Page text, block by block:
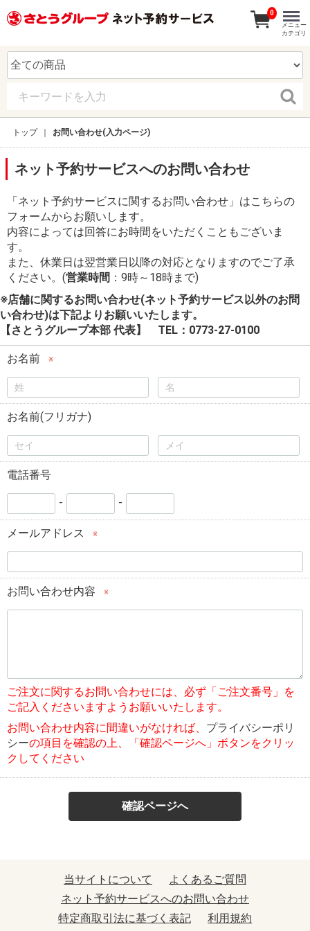
0
メニュー
カテゴリ
トップ お問い合わせ(入力ページ)
ネット予約サービスへのお問い合わせ
「ネット予約サービスに関するお問い合わせ」はこちらの
フォームからお願いします。
内容によっては回答にお時間をいただくこともございま
す。
また、休業日は翌営業日以降の対応となりますのでご了承
ください。(営業時間 ：9時～18時まで)
※店舗に関するお問い合わせ(ネット予約サービス以外のお問
い合わせ)は下記よりお願いいたします。
【さとうグループ本部 代表】 TEL：0773-27-0100
お名前 ※
お名前(フリガナ)
電話番号
- -
メールアドレス ※
お問い合わせ内容 ※
ご注文に関するお問い合わせには、必ず「ご注文番号」を
ご記入くださいますようお願いいたします。
お問い合わせ内容に間違いがなければ、 プライバシーポリ
シーの項目を確認の上、「確認ページへ」ボタンをクリッ
クしてください
確認ページへ
当サイトについて
よくあるご質問
ネット予約サービスへのお問い合わせ
特定商取引法に基づく表記
利用規約